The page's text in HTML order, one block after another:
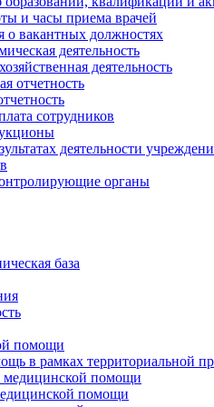
и часы приема врачей
вакантных должностях
деятельность
деятельность
отчетность
сотрудников
деятельности
органы
база
помощи
в рамках территориальной
медицинской помощи
помощи